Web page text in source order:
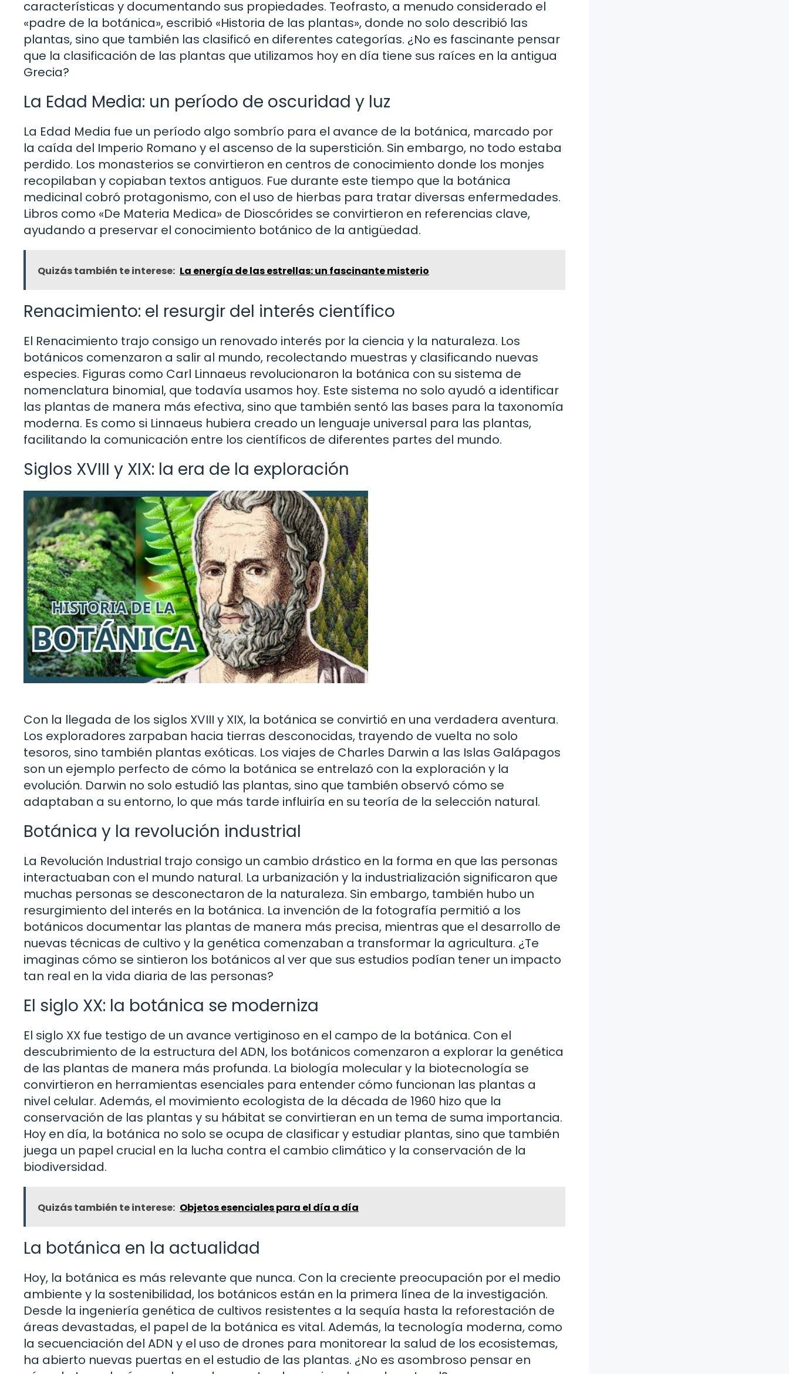
características y documentando sus propiedades. Teofrasto, a menudo considerado el
«padre de la botánica», escribió «Historia de las plantas», donde no solo describió las
plantas, sino que también las clasificó en diferentes categorías. ¿No es fascinante pensar
que la clasificación de las plantas que utilizamos hoy en día tiene sus raíces en la antigua
Grecia?
La Edad Media: un período de oscuridad y luz
La Edad Media fue un período algo sombrío para el avance de la botánica, marcado por
la caída del Imperio Romano y el ascenso de la superstición. Sin embargo, no todo estaba
perdido. Los monasterios se convirtieron en centros de conocimiento donde los monjes
recopilaban y copiaban textos antiguos. Fue durante este tiempo que la botánica
medicinal cobró protagonismo, con el uso de hierbas para tratar diversas enfermedades.
Libros como «De Materia Medica» de Dioscórides se convirtieron en referencias clave,
ayudando a preservar el conocimiento botánico de la antigüedad.
Quizás también te interese: La energía de las estrellas: un fascinante misterio
Renacimiento: el resurgir del interés científico
El Renacimiento trajo consigo un renovado interés por la ciencia y la naturaleza. Los
botánicos comenzaron a salir al mundo, recolectando muestras y clasificando nuevas
especies. Figuras como Carl Linnaeus revolucionaron la botánica con su sistema de
nomenclatura binomial, que todavía usamos hoy. Este sistema no solo ayudó a identificar
las plantas de manera más efectiva, sino que también sentó las bases para la taxonomía
moderna. Es como si Linnaeus hubiera creado un lenguaje universal para las plantas,
facilitando la comunicación entre los científicos de diferentes partes del mundo.
Siglos XVIII y XIX: la era de la exploración
Con la llegada de los siglos XVIII y XIX, la botánica se convirtió en una verdadera aventura.
Los exploradores zarpaban hacia tierras desconocidas, trayendo de vuelta no solo
tesoros, sino también plantas exóticas. Los viajes de Charles Darwin a las Islas Galápagos
son un ejemplo perfecto de cómo la botánica se entrelazó con la exploración y la
evolución. Darwin no solo estudió las plantas, sino que también observó cómo se
adaptaban a su entorno, lo que más tarde influiría en su teoría de la selección natural.
Botánica y la revolución industrial
La Revolución Industrial trajo consigo un cambio drástico en la forma en que las personas
interactuaban con el mundo natural. La urbanización y la industrialización significaron que
muchas personas se desconectaron de la naturaleza. Sin embargo, también hubo un
resurgimiento del interés en la botánica. La invención de la fotografía permitió a los
botánicos documentar las plantas de manera más precisa, mientras que el desarrollo de
nuevas técnicas de cultivo y la genética comenzaban a transformar la agricultura. ¿Te
imaginas cómo se sintieron los botánicos al ver que sus estudios podían tener un impacto
tan real en la vida diaria de las personas?
El siglo XX: la botánica se moderniza
El siglo XX fue testigo de un avance vertiginoso en el campo de la botánica. Con el
descubrimiento de la estructura del ADN, los botánicos comenzaron a explorar la genética
de las plantas de manera más profunda. La biología molecular y la biotecnología se
convirtieron en herramientas esenciales para entender cómo funcionan las plantas a
nivel celular. Además, el movimiento ecologista de la década de 1960 hizo que la
conservación de las plantas y su hábitat se convirtieran en un tema de suma importancia.
Hoy en día, la botánica no solo se ocupa de clasificar y estudiar plantas, sino que también
juega un papel crucial en la lucha contra el cambio climático y la conservación de la
biodiversidad.
Quizás también te interese: Objetos esenciales para el día a día
La botánica en la actualidad
Hoy, la botánica es más relevante que nunca. Con la creciente preocupación por el medio
ambiente y la sostenibilidad, los botánicos están en la primera línea de la investigación.
Desde la ingeniería genética de cultivos resistentes a la sequía hasta la reforestación de
áreas devastadas, el papel de la botánica es vital. Además, la tecnología moderna, como
la secuenciación del ADN y el uso de drones para monitorear la salud de los ecosistemas,
ha abierto nuevas puertas en el estudio de las plantas. ¿No es asombroso pensar en